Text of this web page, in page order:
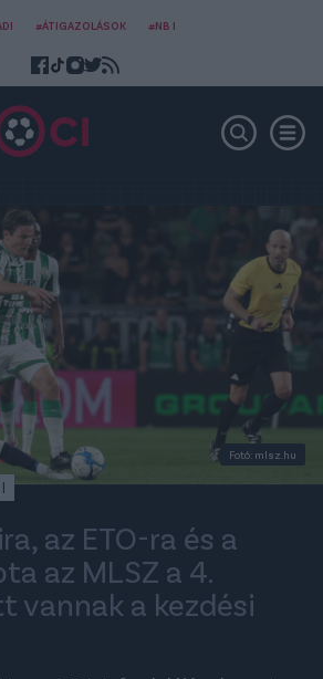
#ÁTIGAZOLÁSOK #NB I
Fotó: mlsz.hu
az ETO-ra és a
az MLSZ a 4.
vannak a kezdési